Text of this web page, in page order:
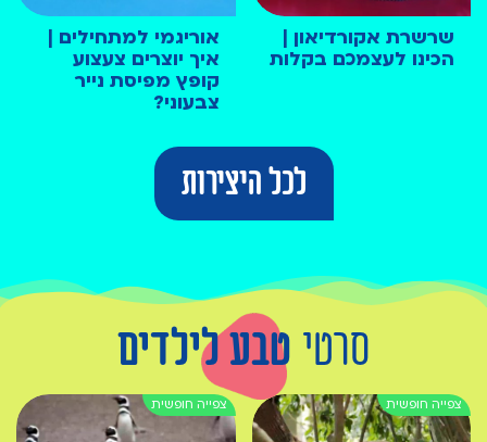
שרשרת אקורדיאון |
הכינו לעצמכם בקלות
אוריגמי למתחילים |
איך יוצרים צעצוע
קופץ מפיסת נייר
צבעוני?
לכל היצירות
סרטי טבע לילדים